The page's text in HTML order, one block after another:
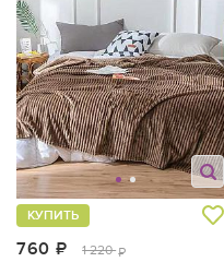
760 руб.
1 220 руб.
КУПИТЬ